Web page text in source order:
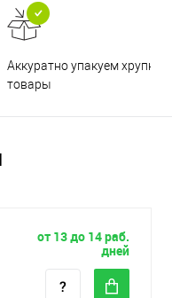
Аккуратно упакуем хрупкие
товары
от 13 до 14 раб.
дней